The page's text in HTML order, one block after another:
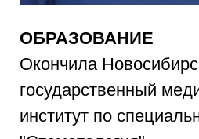
ОБРАЗОВАНИЕ
Окончила
государственный
институт по